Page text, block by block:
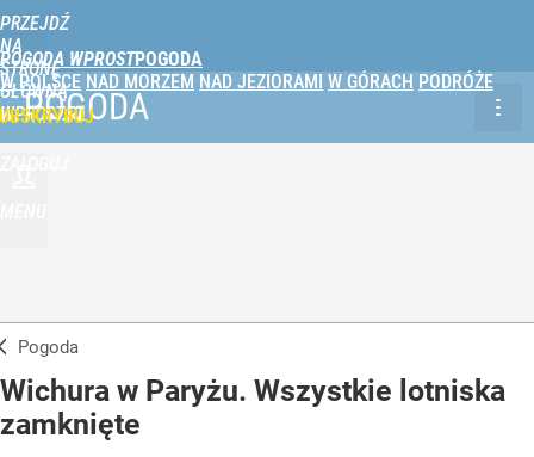
PRZEJDŹ
NA
STRONĘ
GŁÓWNĄ
WPROST.PL
POGODA WPROST
W POLSCE NAD MORZEM NAD JEZIORAMI W GÓRACH PODRÓŻE
POGODA
Pogoda
Wichura w Paryżu. Wszystkie lotniska
zamknięte